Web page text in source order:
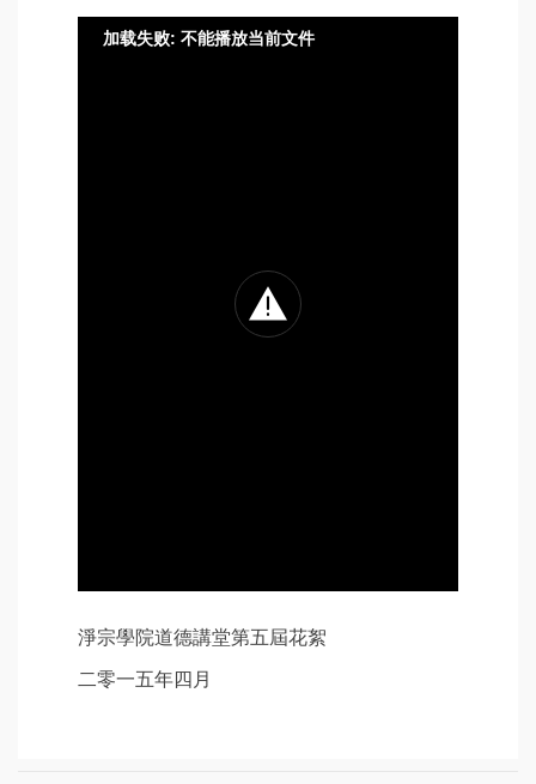
加载失败: 不能播放当前文件
淨宗學院道德講堂第五屆花絮
二零一五年四月